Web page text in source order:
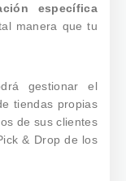
específica
manera que tu
gestionar el
tiendas propias
de sus clientes
& Drop de los